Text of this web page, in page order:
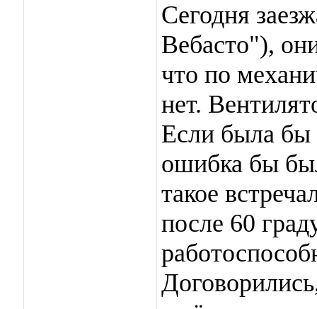
Сегодня
Вебасто"),
что по
нет.
Если была бы
ошибка бы
такое
после 60